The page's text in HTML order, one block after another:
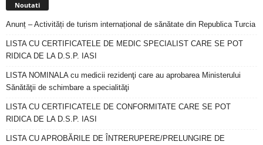
Noutati
Anunț – Activități de turism internațional de sănătate din Republica Turcia
LISTA CU CERTIFICATELE DE MEDIC SPECIALIST CARE SE POT
RIDICA DE LA D.S.P. IASI
LISTA NOMINALA cu medicii rezidenţi care au aprobarea Ministerului
Sănătăţii de schimbare a specialităţi
LISTA CU CERTIFICATELE DE CONFORMITATE CARE SE POT
RIDICA DE LA D.S.P. IASI
LISTA CU APROBĂRILE DE ÎNTRERUPERE/PRELUNGIRE DE